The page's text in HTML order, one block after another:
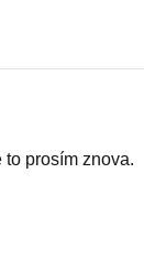
to prosím znova.